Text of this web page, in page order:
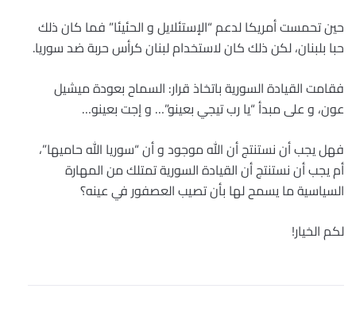
حين تحمست أمريكا لدعم “الإستئلايل و الحئيئا” فما كان ذلك
حبا بلبنان، لكن ذلك كان لاستخدام لبنان كرأس حربة ضد سوريا.
فقامت القيادة السورية باتخاذ قرار: السماح بعودة ميشيل
عون، و على مبدأ “يا رب تيجي بعينو”… و إجت بعينو…
فهل يجب أن نستنتج أن الله موجود و أن “سوريا الله حاميها”،
أم يجب أن نستنتج أن القيادة السورية تمتلك من المهارة
السياسية ما يسمح لها بأن تصيب العصفور في عينه؟
لكم الخيار!‬